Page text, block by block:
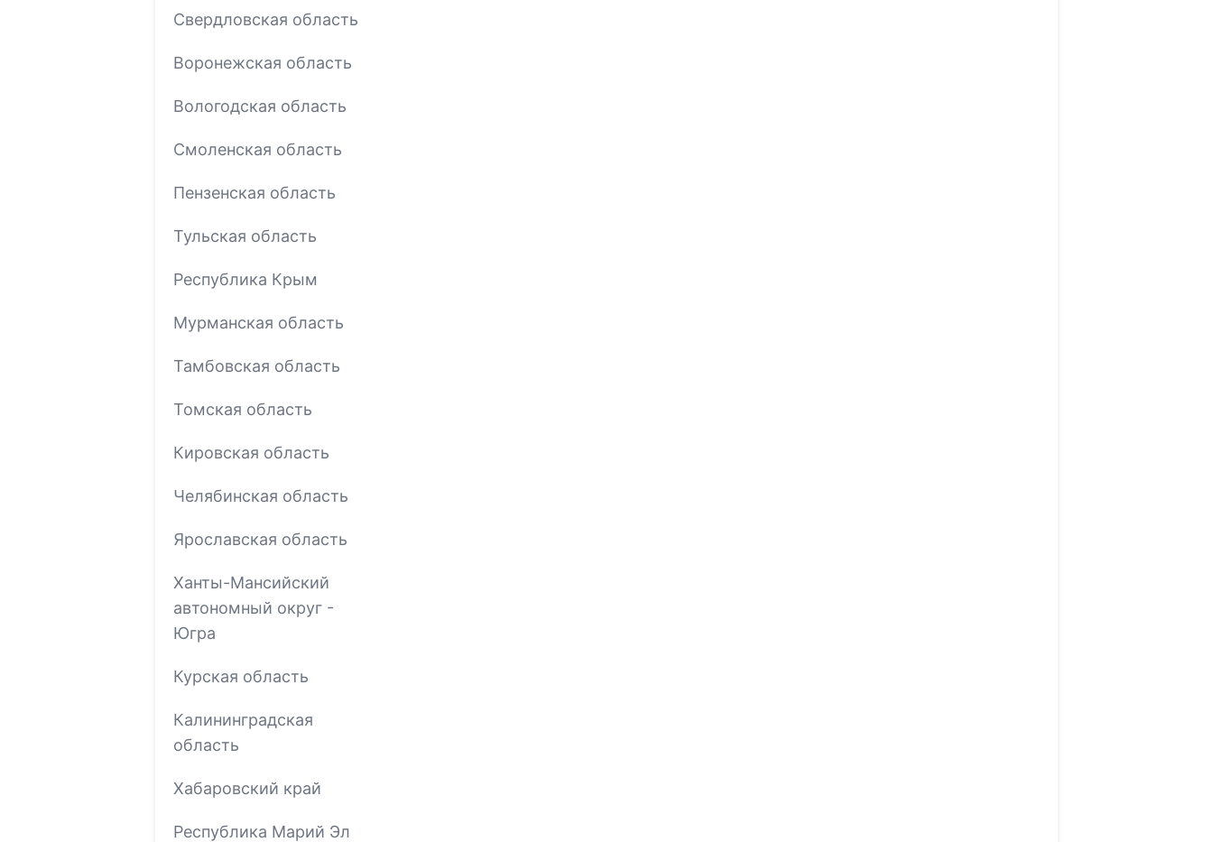
Свердловская область
Воронежская область
Вологодская область
Смоленская область
Пензенская область
Тульская область
Республика Крым
Мурманская область
Тамбовская область
Томская область
Кировская область
Челябинская область
Ярославская область
Ханты-Мансийский
автономный округ -
Югра
Курская область
Калининградская
область
Хабаровский край
Республика Марий Эл